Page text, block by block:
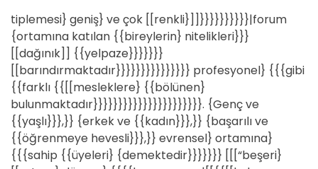
tiplemesi} geniş} ve çok [[renkli}]]}}}}}}}}}}|forum
{ortamına katılan {{bireylerin} nitelikleri}}}
[[dağınık]] {{yelpaze}}}}}}}
[[barındırmaktadır}}}}}}}}}}}}}}} profesyonel} {{{gibi
{{farklı {{[[mesleklere} {{bölünen}
bulunmaktadır}}}}}}}}}}}}}}}}}}}}}}. {Genç ve
{{yaşlı}}},}} {erkek ve {{kadın}}},}} {başarılı ve
{{öğrenmeye hevesli}}},}} evrensel} ortamına}
{{{sahip {{üyeleri} {demektedir}}}}}}} [[[“beşeri}